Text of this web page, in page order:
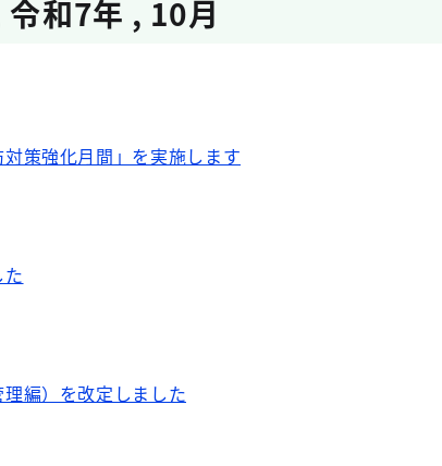
令和7年 , 10月
策強化月間」を実施します
編）を改定しました